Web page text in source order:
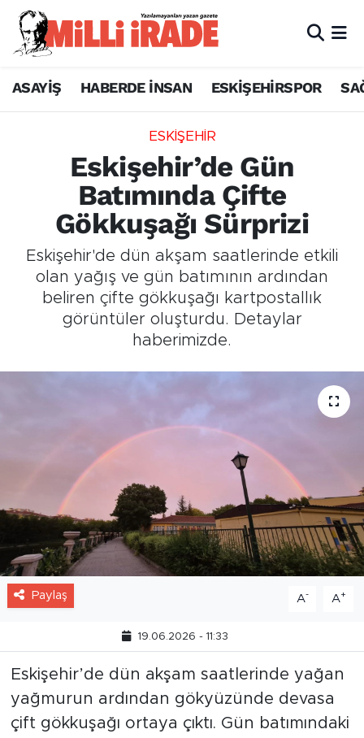
ASAYİŞ HABERDE İNSAN ESKİŞEHİRSPOR
ESKİŞEHİR
Eskişehir’de Gün
Batımında Çifte
Gökkuşağı Sürprizi
Eskişehir'de dün akşam saatlerinde etkili
olan yağış ve gün batımının ardından
beliren çifte gökkuşağı kartpostallık
görüntüler oluşturdu. Detaylar
haberimizde.
Paylaş A- A+
19.06.2026 - 11:33
Eskişehir’de dün akşam saatlerinde yağan
yağmurun ardından gökyüzünde devasa
çift gökkuşağı ortaya çıktı. Gün batımındaki